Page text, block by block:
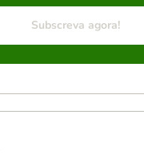
Subscreva agora!